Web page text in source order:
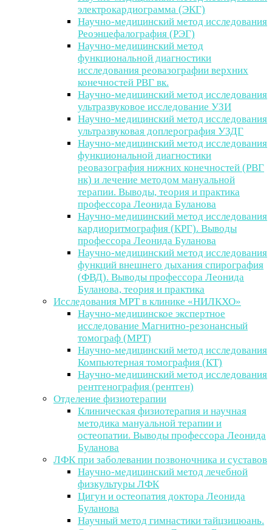
электрокардиограмма (ЭКГ)
Научно-медицинский метод исследования
Реоэнцефалография (РЭГ)
Научно-медицинский метод
функциональной диагностики
исследования реовазографии верхних
конечностей РВГ вк.
Научно-медицинский метод исследования
ультразвуковое исследование УЗИ
Научно-медицинский метод исследования
ультразвуковая доплерография УЗДГ
Научно-медицинский метод исследования
функциональной диагностики
реовазография нижних конечностей (РВГ
нк) и лечение методом мануальной
терапии. Выводы, теория и практика
профессора Леонида Буланова
Научно-медицинский метод исследования
кардиоритмография (КРГ). Выводы
профессора Леонида Буланова
Научно-медицинский метод исследования
функций внешнего дыхания спирография
(ФВД). Выводы профессора Леонида
Буланова, теория и практика
Исследования МРТ в клинике «НИЛКХО»
Научно-медицинское экспертное
исследование Магнитно-резонансный
томограф (МРТ)
Научно-медицинский метод исследования
Компьютерная томография (КТ)
Научно-медицинский метод исследования
рентгенография (рентген)
Отделение физиотерапии
Клиническая физиотерапия и научная
методика мануальной терапии и
остеопатии. Выводы профессора Леонида
Буланова
ЛФК при заболевании позвоночника и суставов
Научно-медицинский метод лечебной
физкультуры ЛФК
Цигун и остеопатия доктора Леонида
Буланова
Научный метод гимнастики тайцзицюань.